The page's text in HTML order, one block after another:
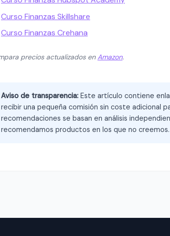
Curso Finanzas Skillshare
Curso Finanzas Crehana
precios actualizados enAmazon.
Aviso de transparencia: Este artículo contiene
recibir una pequeña comisión sin coste adicional
recomendaciones se basan en análisis
recomendamos productos en los que no creemos.